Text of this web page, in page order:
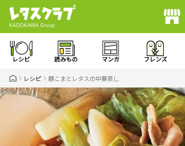
レシピ 読みもの マンガ フレンズ
レシピ 豚こまとレタスの中華蒸し